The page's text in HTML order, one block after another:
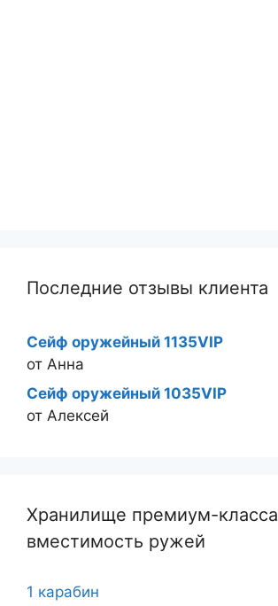
Последние отзывы клиента
Сейф оружейный 1135VIP
от Анна
Сейф оружейный 1035VIP
от Алексей
Хранилище премиум-класса
вместимость ружей
1 карабин